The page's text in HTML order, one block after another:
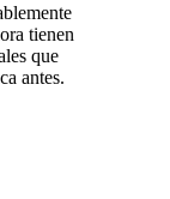
tienen
que
antes.